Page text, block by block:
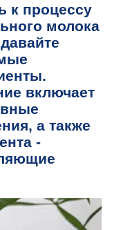
к процессу
молока
включает
а также
-